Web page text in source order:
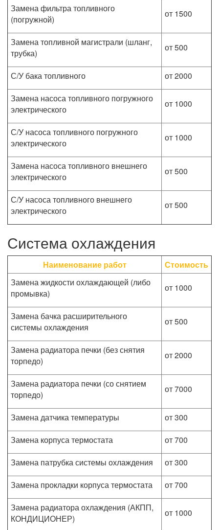
Замена фильтра топливного
(погружной)
от 1500
Замена топливной магистрали (шланг,
трубка)
от 500
С/У бака топливного
от 2000
Замена насоса топливного погружного
электрического
от 1000
С/У насоса топливного погружного
электрического
от 1000
Замена насоса топливного внешнего
электрического
от 500
С/У насоса топливного внешнего
электрического
от 500
Система охлаждения
Наименование работ
Стоимость
Замена жидкости охлаждающей (либо
промывка)
от 1000
Замена бачка расширительного
системы охлаждения
от 500
Замена радиатора печки (без снятия
торпедо)
от 2000
Замена радиатора печки (со снятием
торпедо)
от 7000
Замена датчика температуры
от 300
Замена корпуса термостата
от 700
Замена патрубка системы охлаждения
от 300
Замена прокладки корпуса термостата
от 700
Замена радиатора охлаждения (АКПП,
КОНДИЦИОНЕР)
от 1000